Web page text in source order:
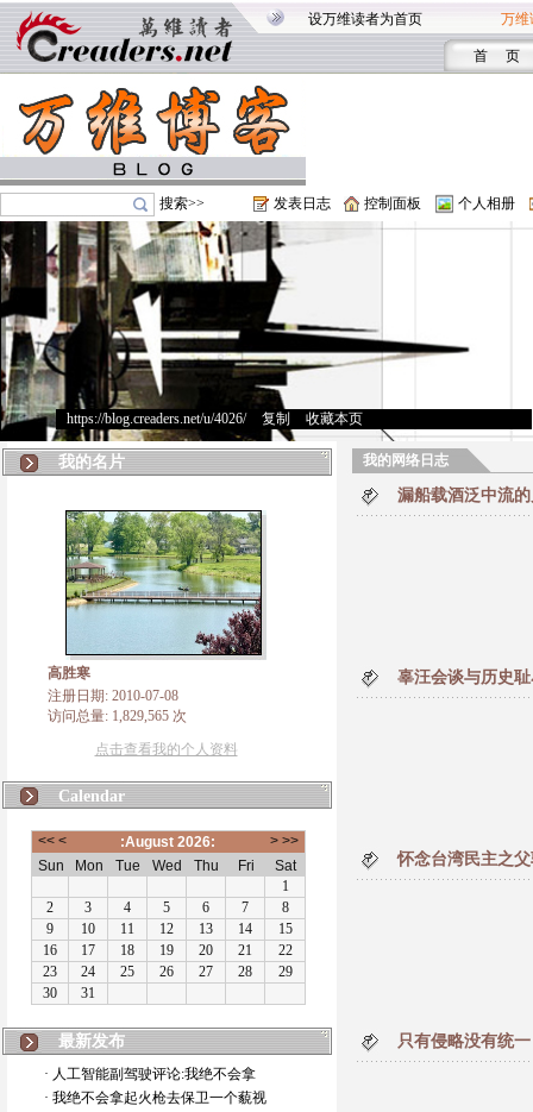
设万维读者为首页 万维
首 页
搜索>> 发表日志 控制面板 个人相册
https://blog.creaders.net/u/4026/> 复制 收藏本页
我的名片
高胜寒
注册日期: 2010-07-08
访问总量: 1,829,565 次
点击查看我的个人资料
Calendar
最新发布
· 人工智能副驾驶评论:我绝不会拿
· 我绝不会拿起火枪去保卫一个藐视
我的网络日志
漏船载酒泛中流
辜汪会谈与历史
怀念台湾民主之
只有侵略没有统